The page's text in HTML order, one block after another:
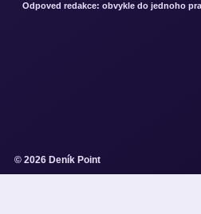
Odpoved redakce: obvykle do jednoho
© 2026 Deník Point